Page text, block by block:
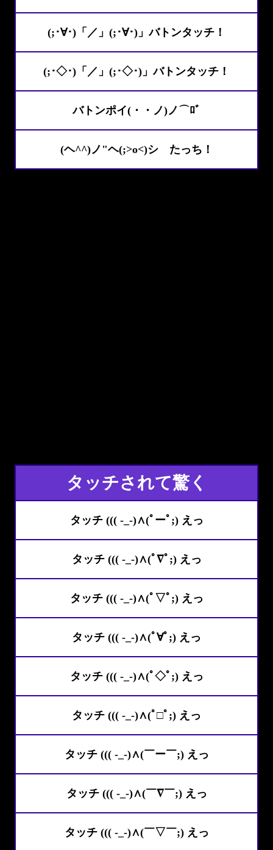
(;･∀･)「／」(;･∀･)」バトンタッチ！
(;･◇･)「／」(;･◇･)」バトンタッチ！
バトンポイ(・・ノ)ノ⌒ﾛﾞ
(ヘ^^)ノ"ヘ(;>o<)シ たっち！
タッチされて驚く
タッチ ((( -_-)∧(ﾟーﾟ;) えっ
タッチ ((( -_-)∧(ﾟ∇ﾟ;) えっ
タッチ ((( -_-)∧(ﾟ▽ﾟ;) えっ
タッチ ((( -_-)∧(ﾟ∀ﾟ;) えっ
タッチ ((( -_-)∧(ﾟ◇ﾟ;) えっ
タッチ ((( -_-)∧(ﾟ□ﾟ;) えっ
タッチ ((( -_-)∧(￣ー￣;) えっ
タッチ ((( -_-)∧(￣∇￣;) えっ
タッチ ((( -_-)∧(￣▽￣;) えっ